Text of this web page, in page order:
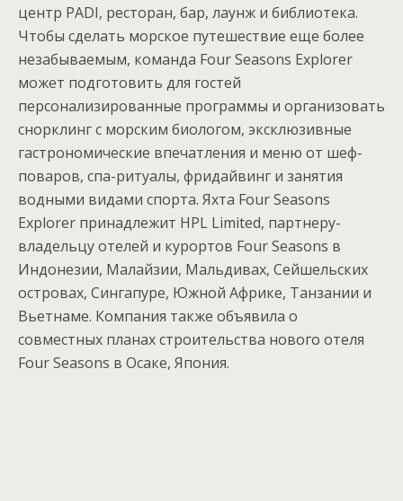
центр PADI, ресторан, бар, лаунж и библиотека.
Чтобы сделать морское путешествие еще более
незабываемым, команда Four Seasons Explorer
может подготовить для гостей
персонализированные программы и организовать
снорклинг с морским биологом, эксклюзивные
гастрономические впечатления и меню от шеф-
поваров, спа-ритуалы, фридайвинг и занятия
водными видами спорта. Яхта Four Seasons
Explorer принадлежит HPL Limited, партнеру-
владельцу отелей и курортов Four Seasons в
Индонезии, Малайзии, Мальдивах, Сейшельских
островах, Сингапуре, Южной Африке, Танзании и
Вьетнаме. Компания также объявила о
совместных планах строительства нового отеля
Four Seasons в Осаке, Япония.